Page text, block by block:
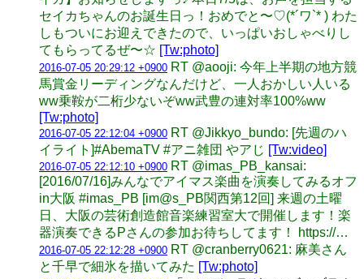
セイカちゃんのお誕生日っ！おめでと〜♡(*´ワ`* ) わた
しもついにお迎えできたので、いっぱいおしゃべりし
てもらってるぜ〜☆ [Tw:photo]
2016-07-05 20:29:12 +0900 RT @aooji: 今年上半期の地方競
馬賞金リーディングなんだけど、一人おかしい人いる
ww乗鞍が二桁少ないぞww武豊の連対率100%ww
[Tw:photo]
2016-07-05 22:12:04 +0900 RT @Jikkyo_bundo: [先週のハ
イライト]#AbemaTV #アニ雑団 やアじ [Tw:video]
2016-07-05 22:12:10 +0900 RT @imas_PB_kansai:
[2016/07/16]みんなでアイマス楽曲を演奏してみるオフ
in大阪 #imas_PB [im@s_PB関西第12回] 来週の土曜
日、大阪の芸術創造館音楽練習室大で開催します！楽
器演奏できるPさんの参加お待ちしてます！ https://…
2016-07-05 22:12:28 +0900 RT @cranberry0621: 麻美さん
と千早で細氷を描いてみた [Tw:photo]